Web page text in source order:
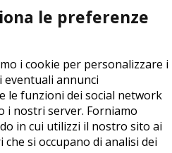
le preferenze
i cookie per personalizzare i
eventuali annunci
funzioni dei social network
i nostri server. Forniamo
in cui utilizzi il nostro sito ai
si occupano di analisi dei
CISI - All rights reserved
| Cookie Policy |Codice etico|
di accessibilità